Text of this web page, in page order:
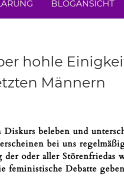
BLOGANSICHT
hohle
Männern
beleben und
bei uns
oder aller Störenfriedas
feministische Debatte